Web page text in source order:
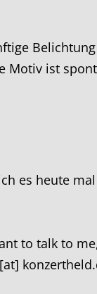
Motiv ist
es heute
to talk to